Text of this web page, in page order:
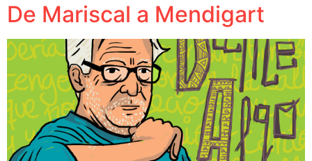
De Mariscal a Mendigart